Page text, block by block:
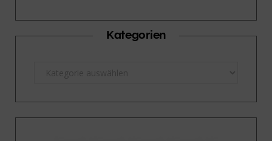
Kategorien